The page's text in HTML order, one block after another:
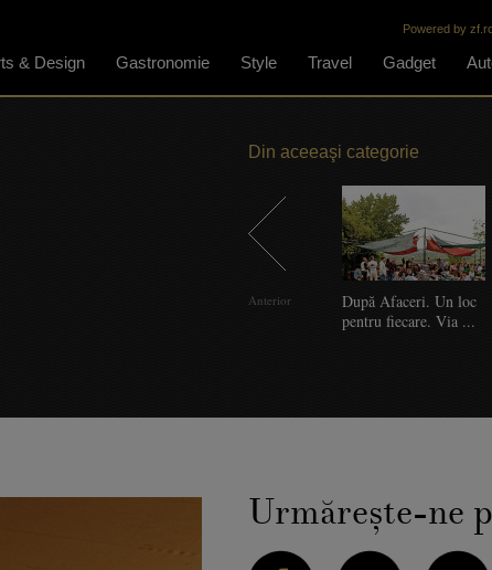
& Design Gastronomie Style Travel Gadget
Powered by
Din aceeaşi categorie
După Afaceri. Un loc
pentru fiecare. Via ...
Anterior
Urmăreşte-ne